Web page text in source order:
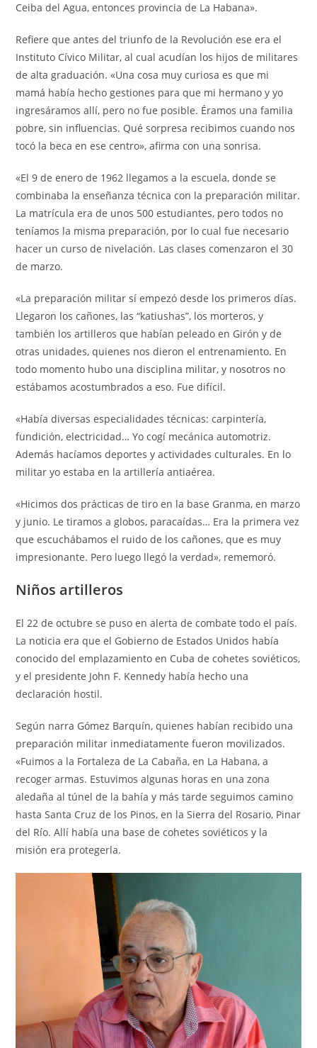
Ceiba del Agua, entonces provincia de La Habana».
Refiere que antes del triunfo de la Revolución ese era el
Instituto Cívico Militar, al cual acudían los hijos de militares
de alta graduación. «Una cosa muy curiosa es que mi
mamá había hecho gestiones para que mi hermano y yo
ingresáramos allí, pero no fue posible. Éramos una familia
pobre, sin influencias. Qué sorpresa recibimos cuando nos
tocó la beca en ese centro», afirma con una sonrisa.
«El 9 de enero de 1962 llegamos a la escuela, donde se
combinaba la enseñanza técnica con la preparación militar.
La matrícula era de unos 500 estudiantes, pero todos no
teníamos la misma preparación, por lo cual fue necesario
hacer un curso de nivelación. Las clases comenzaron el 30
de marzo.
«La preparación militar sí empezó desde los primeros días.
Llegaron los cañones, las “katiushas”, los morteros, y
también los artilleros que habían peleado en Girón y de
otras unidades, quienes nos dieron el entrenamiento. En
todo momento hubo una disciplina militar, y nosotros no
estábamos acostumbrados a eso. Fue difícil.
«Había diversas especialidades técnicas: carpintería,
fundición, electricidad… Yo cogí mecánica automotriz.
Además hacíamos deportes y actividades culturales. En lo
militar yo estaba en la artillería antiaérea.
«Hicimos dos prácticas de tiro en la base Granma, en marzo
y junio. Le tiramos a globos, paracaídas… Era la primera vez
que escuchábamos el ruido de los cañones, que es muy
impresionante. Pero luego llegó la verdad», rememoró.
Niños artilleros
El 22 de octubre se puso en alerta de combate todo el país.
La noticia era que el Gobierno de Estados Unidos había
conocido del emplazamiento en Cuba de cohetes soviéticos,
y el presidente John F. Kennedy había hecho una
declaración hostil.
Según narra Gómez Barquín, quienes habían recibido una
preparación militar inmediatamente fueron movilizados.
«Fuimos a la Fortaleza de La Cabaña, en La Habana, a
recoger armas. Estuvimos algunas horas en una zona
aledaña al túnel de la bahía y más tarde seguimos camino
hasta Santa Cruz de los Pinos, en la Sierra del Rosario, Pinar
del Río. Allí había una base de cohetes soviéticos y la
misión era protegerla.